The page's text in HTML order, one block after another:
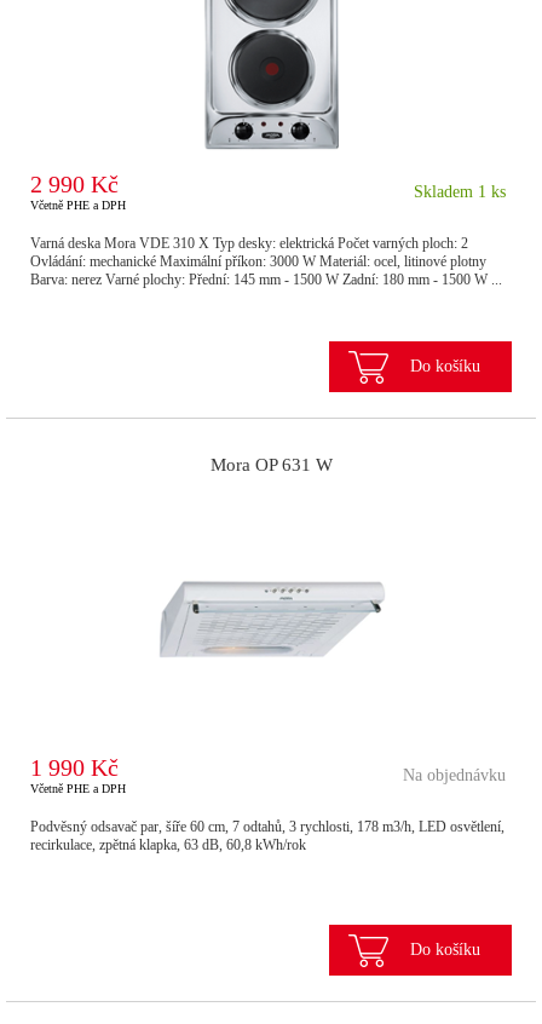
2 990 Kč
Včetně PHE a DPH
Skladem 1 ks
Varná deska Mora VDE 310 X Typ desky: elektrická Počet varných ploch: 2
Ovládání: mechanické Maximální příkon: 3000 W Materiál: ocel, litinové plotny
Barva: nerez Varné plochy: Přední: 145 mm - 1500 W Zadní: 180 mm - 1500 W ...
Do košíku
Mora OP 631 W
1 990 Kč
Včetně PHE a DPH
Na objednávku
Podvěsný odsavač par, šíře 60 cm, 7 odtahů, 3 rychlosti, 178 m3/h, LED osvětlení,
recirkulace, zpětná klapka, 63 dB, 60,8 kWh/rok
Do košíku